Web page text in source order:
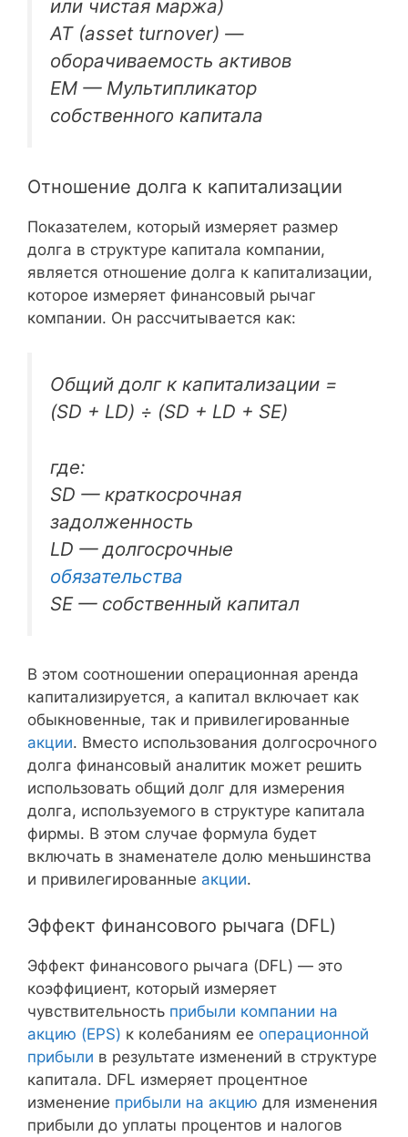
или чистая маржа)
АТ (asset turnover) —
оборачиваемость активов
EM — Мультипликатор
собственного капитала
Отношение долга к капитализации
Показателем, который измеряет размер
долга в структуре капитала компании,
является отношение долга к капитализации,
которое измеряет финансовый рычаг
компании. Он рассчитывается как:
Общий долг к капитализации =
(SD + LD) ÷ (SD + LD + SE)
где:
SD — краткосрочная
задолженность
LD — долгосрочные
обязательства
SE — собственный капитал
В этом соотношении операционная аренда
капитализируется, а капитал включает как
обыкновенные, так и привилегированные
акции. Вместо использования долгосрочного
долга финансовый аналитик может решить
использовать общий долг для измерения
долга, используемого в структуре капитала
фирмы. В этом случае формула будет
включать в знаменателе долю меньшинства
и привилегированные акции.
Эффект финансового рычага (DFL)
Эффект финансового рычага (DFL) — это
коэффициент, который измеряет
чувствительность прибыли компании на
акцию (EPS) к колебаниям ее операционной
прибыли в результате изменений в структуре
капитала. DFL измеряет процентное
изменение прибыли на акцию для изменения
прибыли до уплаты процентов и налогов